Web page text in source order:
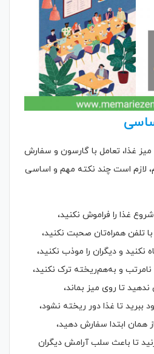
غذا، تعامل با گارسون و سفارش
لازم است چند نکته مهم و اساسی
غذا را فراموش نکنید،
با تلفن همراه‌تان صحبت نکنید،
نکنید و دیگران را موذب نکنید،
نامرتب و به‌هم‌ریخته ترک نکنید،
تا روی میز بماند،
ببرید تا غذا دور ریخته نشود،
همان ابتدا سفارش دهید،
تا باعث سلب آرامش دیگران